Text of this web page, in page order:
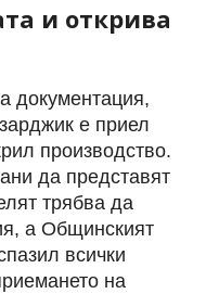
и открива
документация,
е приел
производство.
да представят
трябва да
а Общинският
всички
на